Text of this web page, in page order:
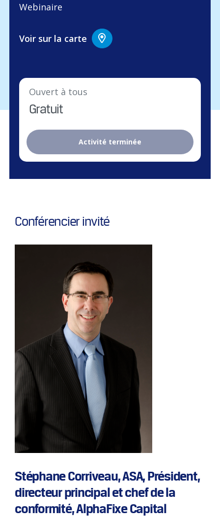
Webinaire
Voir sur la carte
Ouvert à tous
Gratuit
Activité terminée
Conférencier invité
Stéphane Corriveau, ASA, Président,
directeur principal et chef de la
conformité, AlphaFixe Capital